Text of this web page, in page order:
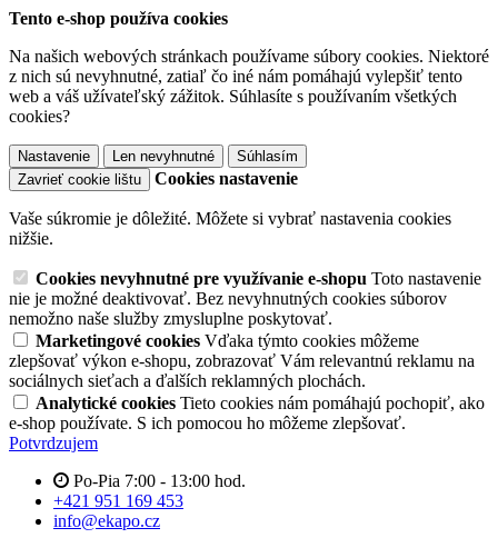
Tento e-shop používa cookies
Na našich webových stránkach používame súbory cookies. Niektoré
z nich sú nevyhnutné, zatiaľ čo iné nám pomáhajú vylepšiť tento
web a váš užívateľský zážitok. Súhlasíte s používaním všetkých
cookies?
Nastavenie Len nevyhnutné
Súhlasím
Zavrieť cookie lištu
Cookies nastavenie
Vaše súkromie je dôležité. Môžete si vybrať nastavenia cookies
nižšie.
Cookies nevyhnutné pre využívanie e-shopu Toto nastavenie
nie je možné deaktivovať. Bez nevyhnutných cookies súborov
nemožno naše služby zmysluplne poskytovať.
Marketingové cookies Vďaka týmto cookies môžeme
zlepšovať výkon e-shopu, zobrazovať Vám relevantnú reklamu na
sociálnych sieťach a ďalších reklamných plochách.
Analytické cookies Tieto cookies nám pomáhajú pochopiť, ako
e-shop používate. S ich pomocou ho môžeme zlepšovať.
Potvrdzujem
Po-Pia 7:00 - 13:00 hod.
+421 951 169 453
info@ekapo.cz